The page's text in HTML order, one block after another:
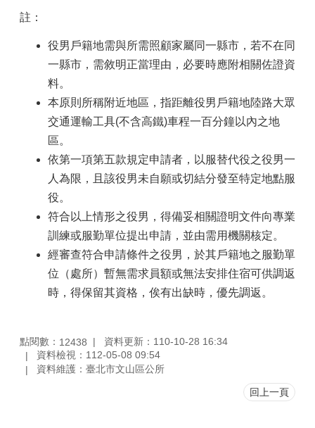
策
下
註：
役男戶籍地需與所需照顧家屬同一縣市，若不在同
一縣市，需敘明正當理由，必要時應附相關佐證資
料。
本原則所稱附近地區，指距離役男戶籍地陸路大眾
交通運輸工具(不含高鐵)車程一百分鐘以內之地
區。
依第一項第五款規定申請者，以服替代役之役男一
人為限，且該役男未自願或切結分發至特定地點服
役。
符合以上情形之役男，得備妥相關證明文件向專業
訓練或服勤單位提出申請，並由需用機關核定。
經審查符合申請條件之役男，於其戶籍地之服勤單
位（處所）暫無需求員額或無法安排住宿可供調返
時，得保留其資格，俟有出缺時，優先調返。
點閱數： 12438
資料更新：110-10-28 16:34
資料檢視：112-05-08 09:54
資料維護：臺北市文山區公所
回上一頁